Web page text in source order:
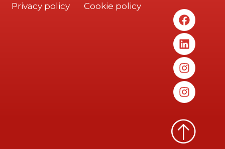
Privacy policy Cookie policy
F
a
c
e
b
o
o
k
L
i
n
k
e
d
i
n
I
n
s
t
a
g
r
a
m
I
n
s
t
a
g
r
a
m